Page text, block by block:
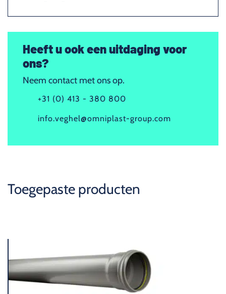
Heeft u ook een uitdaging voor
ons?
Neem contact met ons op.
+31 (0) 413 - 380 800
info.veghel@omniplast-group.com
Toegepaste producten